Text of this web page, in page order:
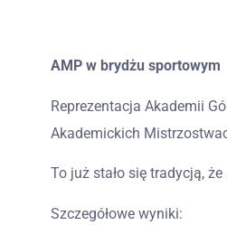
AMP w brydżu sportowym
Reprezentacja Akademii
Akademickich
To już stało się tradycją,
Szczegółowe wyniki: